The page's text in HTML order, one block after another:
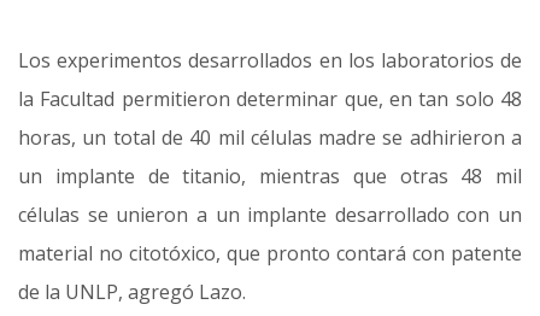
Los experimentos desarrollados en los laboratorios de
la Facultad permitieron determinar que, en tan solo 48
horas, un total de 40 mil células madre se adhirieron a
un implante de titanio, mientras que otras 48 mil
células se unieron a un implante desarrollado con un
material no citotóxico, que pronto contará con patente
de la UNLP, agregó Lazo.